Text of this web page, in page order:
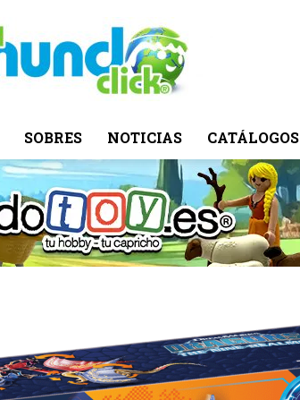
El
Click
SOBRES NOTICIAS CATÁLOGOS